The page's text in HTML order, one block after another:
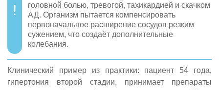
головной болью, тревогой, тахикардией и скачком
АД. Организм пытается компенсировать
первоначальное расширение сосудов резким
сужением, что создаёт дополнительные
колебания.
Клинический пример из практики: пациент 54 года,
гипертония второй стадии, принимает препараты